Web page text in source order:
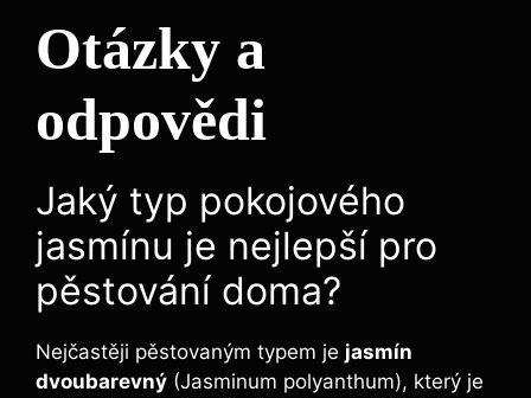
Otázky a
odpovědi
Jaký typ pokojového
jasmínu je nejlepší pro
pěstování doma?
Nejčastěji pěstovaným typem je jasmín
dvoubarevný (Jasminum polyanthum), který je